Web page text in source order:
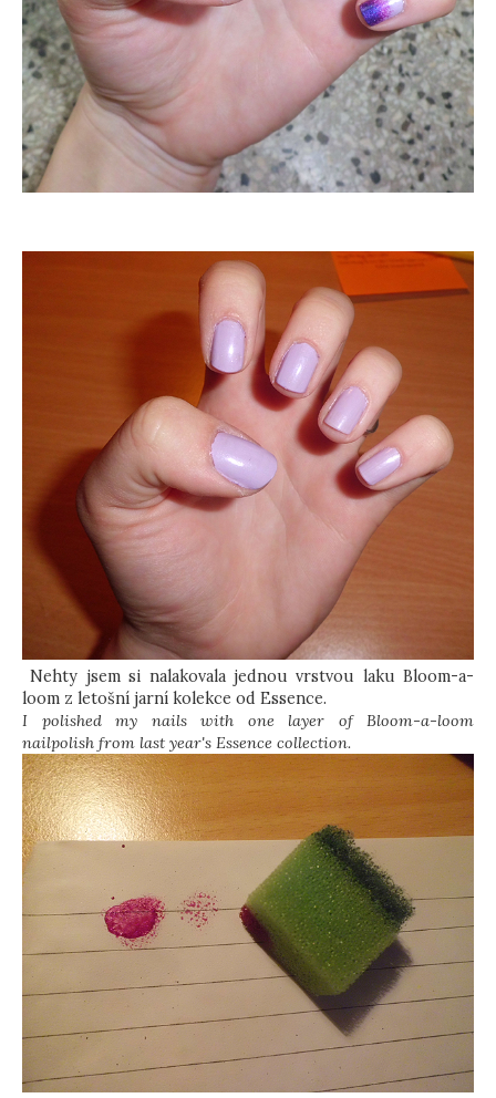
Nehty jsem si nalakovala jednou vrstvou laku Bloom-a-
loom z letošní jarní kolekce od Essence.
I polished my nails with one layer of Bloom-a-loom
nailpolish from last year's Essence collection.